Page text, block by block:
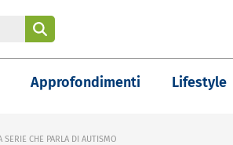
Approfondimenti Lifestyle
CHE PARLA DI AUTISMO